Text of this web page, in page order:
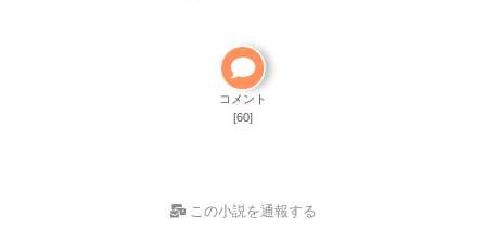
コメント
[60]
この小説を通報する